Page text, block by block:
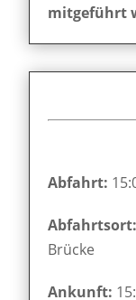
mitgeführt
Abfahrt:
Brücke
Ankunft: